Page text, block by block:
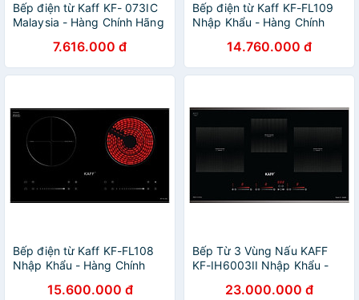
Bếp điện từ Kaff KF- 073IC
Malaysia - Hàng Chính Hãng
7.616.000 đ
Bếp điện từ Kaff KF-FL109
Nhập Khẩu - Hàng Chính
14.760.000 đ
Bếp điện từ Kaff KF-FL108
Nhập Khẩu - Hàng Chính
15.600.000 đ
Bếp Từ 3 Vùng Nấu KAFF
KF-IH6003II Nhập Khẩu -
23.000.000 đ